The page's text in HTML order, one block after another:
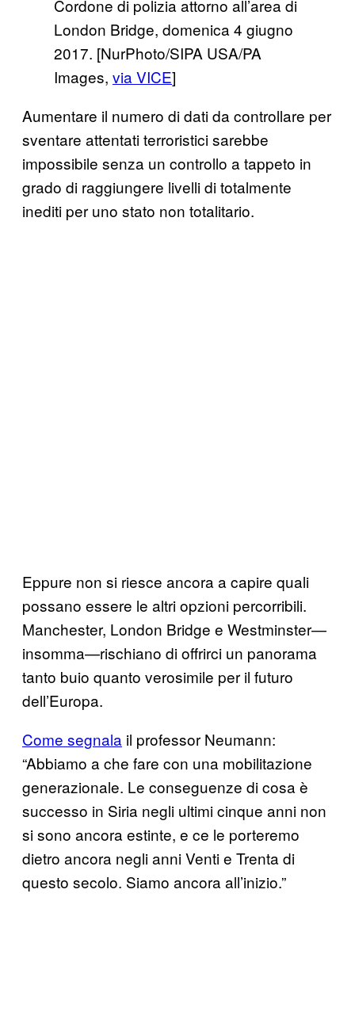
Cordone di polizia attorno all’area di
London Bridge, domenica 4 giugno
2017. [NurPhoto/SIPA USA/PA
Images, via VICE]
Aumentare il numero di dati da controllare per
sventare attentati terroristici sarebbe
impossibile senza un controllo a tappeto in
grado di raggiungere livelli di totalmente
inediti per uno stato non totalitario.
Eppure non si riesce ancora a capire quali
possano essere le altri opzioni percorribili.
Manchester, London Bridge e Westminster—
insomma—rischiano di offrirci un panorama
tanto buio quanto verosimile per il futuro
dell’Europa.
Come segnala il professor Neumann:
“Abbiamo a che fare con una mobilitazione
generazionale. Le conseguenze di cosa è
successo in Siria negli ultimi cinque anni non
si sono ancora estinte, e ce le porteremo
dietro ancora negli anni Venti e Trenta di
questo secolo. Siamo ancora all’inizio.”